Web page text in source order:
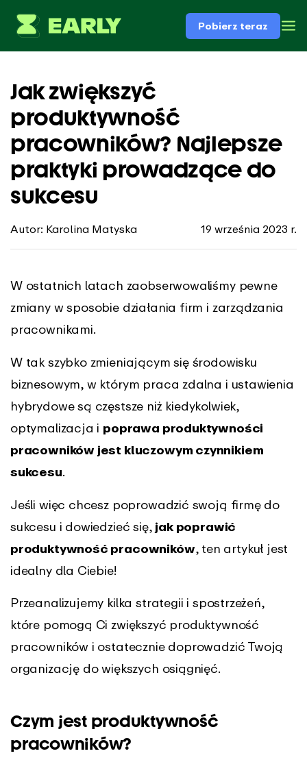
Pobierz teraz
Jak zwiększyć
produktywność
pracowników? Najlepsze
praktyki prowadzące do
sukcesu
Autor: Karolina Matyska 19 września 2023 r.
W ostatnich latach zaobserwowaliśmy pewne
zmiany w sposobie działania firm i zarządzania
pracownikami.
W tak szybko zmieniającym się środowisku
biznesowym, w którym praca zdalna i ustawienia
hybrydowe są częstsze niż kiedykolwiek,
optymalizacja i poprawa produktywności
pracowników jest kluczowym czynnikiem
sukcesu.
Jeśli więc chcesz poprowadzić swoją firmę do
sukcesu i dowiedzieć się, jak poprawić
produktywność pracowników, ten artykuł jest
idealny dla Ciebie!
Przeanalizujemy kilka strategii i spostrzeżeń,
które pomogą Ci zwiększyć produktywność
pracowników i ostatecznie doprowadzić Twoją
organizację do większych osiągnięć.
Czym jest produktywność
pracowników?